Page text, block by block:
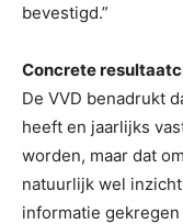
bevestigd.”
Concrete
De VVD benadrukt
heeft en jaarlijks
worden, maar dat
natuurlijk wel
informatie